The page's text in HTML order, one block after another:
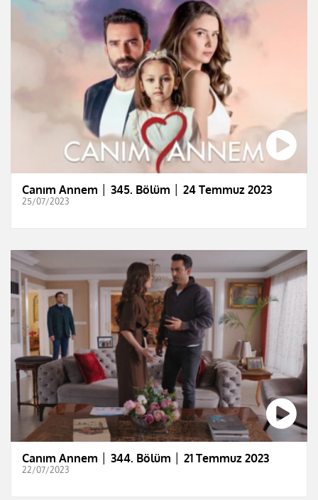
Canım Annem │ 345. Bölüm │ 24 Temmuz 2023
25/07/2023
Canım Annem │ 344. Bölüm │ 21 Temmuz 2023
22/07/2023